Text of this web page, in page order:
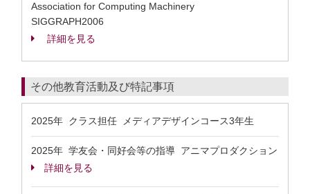
Association for Computing Machinery
SIGGRAPH2006
詳細を見る
その他教育活動及び特記事項
2025年 クラス担任 メディアデザインコース3年生
2025年 学友会・同好会等の指導 アニマプロダクション
詳細を見る